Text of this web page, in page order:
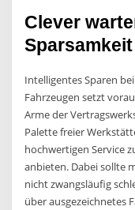
Clever
Intelligentes Sparen
Fahrzeugen setzt
Arme der
Palette freier
hochwertigen Service
anbieten. Dabei sollte
nicht zwangsläufig
über ausgezeichnetes